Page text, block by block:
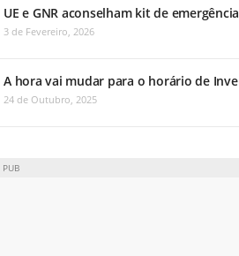
UE e GNR aconselham kit de
3 de Fevereiro, 2026
A hora vai mudar para o horário de
24 de Outubro, 2025
PUB